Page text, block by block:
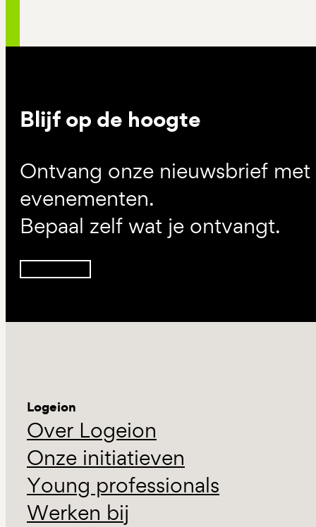
Blijf op de hoogte
Ontvang onze nieuwsbrief
evenementen.
Bepaal zelf wat je ontvangt.
Logeion
Over Logeion
Onze initiatieven
Young professionals
Werken bij